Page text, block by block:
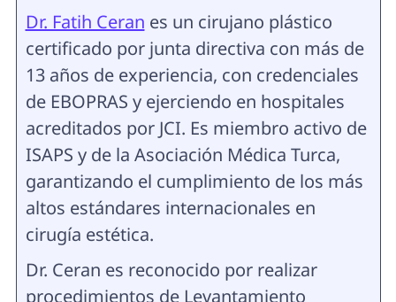
Dr. Fatih Ceran es un cirujano plástico
certificado por junta directiva con más de
13 años de experiencia, con credenciales
de EBOPRAS y ejerciendo en hospitales
acreditados por JCI. Es miembro activo de
ISAPS y de la Asociación Médica Turca,
garantizando el cumplimiento de los más
altos estándares internacionales en
cirugía estética.
Dr. Ceran es reconocido por realizar
procedimientos de Levantamiento